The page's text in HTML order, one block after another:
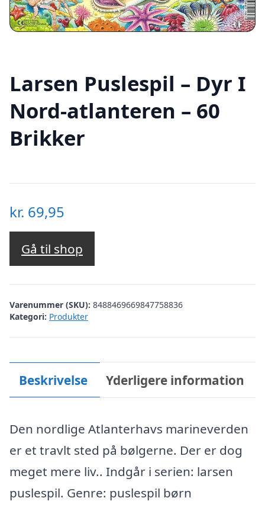
Larsen Puslespil – Dyr I
Nord-atlanteren – 60
Brikker
kr. 69,95
Gå til shop
Varenummer (SKU): 8488469669847758836
Kategori: Produkter
Beskrivelse Yderligere information
Den nordlige Atlanterhavs marineverden
er et travlt sted på bølgerne. Der er dog
meget mere liv.. Indgår i serien: larsen
puslespil. Genre: puslespil børn